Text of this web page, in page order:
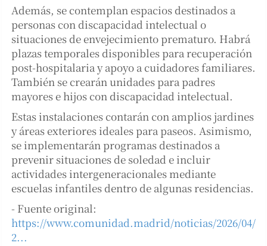
Además, se contemplan espacios destinados a
personas con discapacidad intelectual o
situaciones de envejecimiento prematuro. Habrá
plazas temporales disponibles para recuperación
post-hospitalaria y apoyo a cuidadores familiares.
También se crearán unidades para padres
mayores e hijos con discapacidad intelectual.
Estas instalaciones contarán con amplios jardines
y áreas exteriores ideales para paseos. Asimismo,
se implementarán programas destinados a
prevenir situaciones de soledad e incluir
actividades intergeneracionales mediante
escuelas infantiles dentro de algunas residencias.
- Fuente original:
https://www.comunidad.madrid/noticias/2026/04/
2...